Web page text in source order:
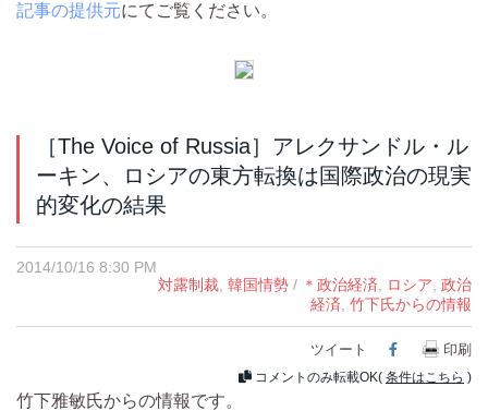
記事の提供元にてご覧ください。
［The Voice of Russia］アレクサンドル・ル
ーキン、ロシアの東方転換は国際政治の現実
的変化の結果
2014/10/16 8:30 PM
対露制裁 韓国情勢 / ＊政治経済 ロシア 政治
経済 竹下氏からの情報
ツイート Facebook
印刷
コメントのみ転載OK( 条件はこちら )
竹下雅敏氏からの情報です。